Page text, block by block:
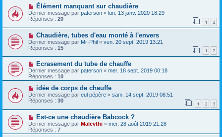
Élément manquant sur chaudière
Dernier message par paterson « lun. 13 janv. 2020 18:29
Réponses : 20 1 2
Chaudière, tubes d'eau monté à l'envers
Dernier message par Mr-Phil « ven. 20 sept. 2019 13:21
Réponses : 15 1 2
Ecrasement du tube de chauffe
Dernier message par paterson « mer. 18 sept. 2019 00:18
Réponses : 10
idée de corps de chauffe
Dernier message par eul pépère « sam. 14 sept. 2019 08:51
Réponses : 30 1 2 3
Est-ce une chaudière Babcock ?
Dernier message par Malevthi « mer. 28 août 2019 21:28
Réponses : 7